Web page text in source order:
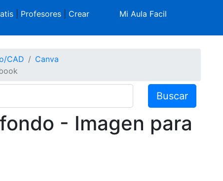
| Profesores| Crear
Mi Aula Facil
CAD
Canva
Buscar
- Imagen para